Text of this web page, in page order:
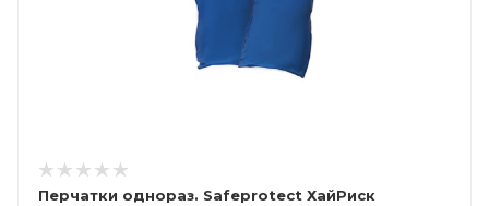
Перчатки однораз. Safeprotect ХайРиск